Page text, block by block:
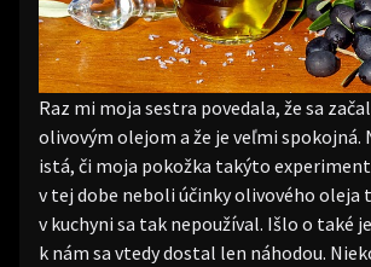
Raz mi moja sestra povedala, že sa
olivovým olejom a že je veľmi spokojná.
istá, či moja pokožka takýto
v tej dobe neboli účinky olivového oleja
v kuchyni sa tak nepoužíval. Išlo o také
k nám sa vtedy dostal len náhodou.